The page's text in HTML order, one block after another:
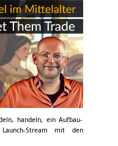
handeln, ein Aufbau-
Stream mit den